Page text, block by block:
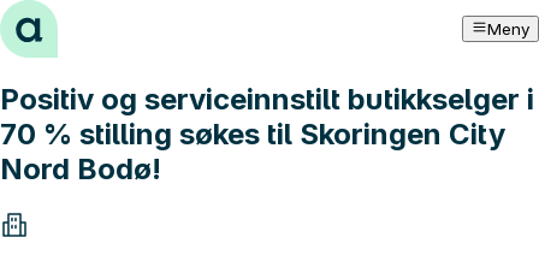
Hopp til innhold Meny
Positiv og serviceinnstilt butikkselger i
70 % stilling søkes til Skoringen City
Nord Bodø!